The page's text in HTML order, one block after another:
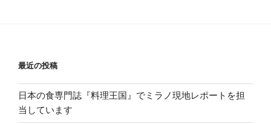
最近の投稿
日本の食専門誌『料理王国』でミラノ現地レポートを担
当しています